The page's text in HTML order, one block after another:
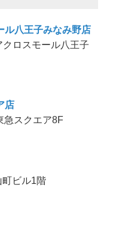
ル八王子みなみ野店
ロスモール八王子
店
急スクエア8F
ビル1階